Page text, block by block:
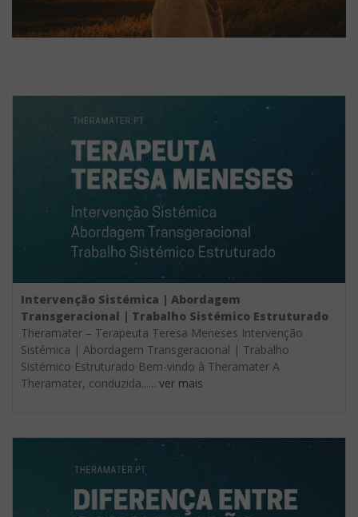
Intervenção Sistémica | Abordagem
Transgeracional | Trabalho Sistémico Estruturado
Theramater – Terapeuta Teresa Meneses Intervenção
Sistémica | Abordagem Transgeracional | Trabalho
Sistémico Estruturado Bem-vindo à Theramater A
Theramater, conduzida...... ver mais